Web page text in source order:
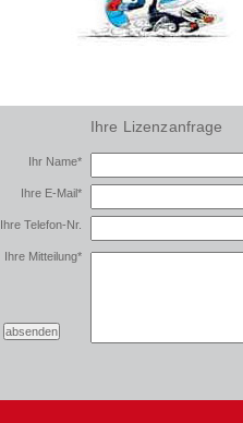
Ihre Lizenzanfrage
Ihr Name*
Ihre E-Mail*
Ihre Telefon-Nr.
Ihre Mitteilung*